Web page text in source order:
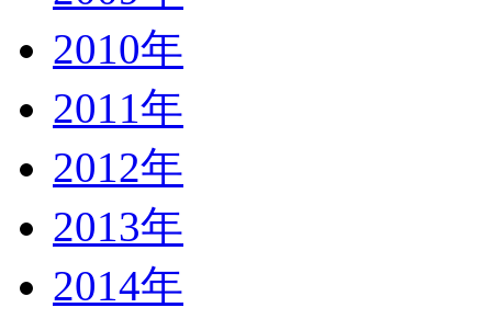
2010年
2011年
2012年
2013年
2014年